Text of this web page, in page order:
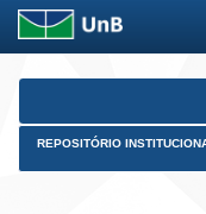
Skip
REPOSITÓRIO